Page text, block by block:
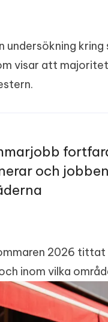
undersökning kring
visar att
och
2026 tittat
inom vilka